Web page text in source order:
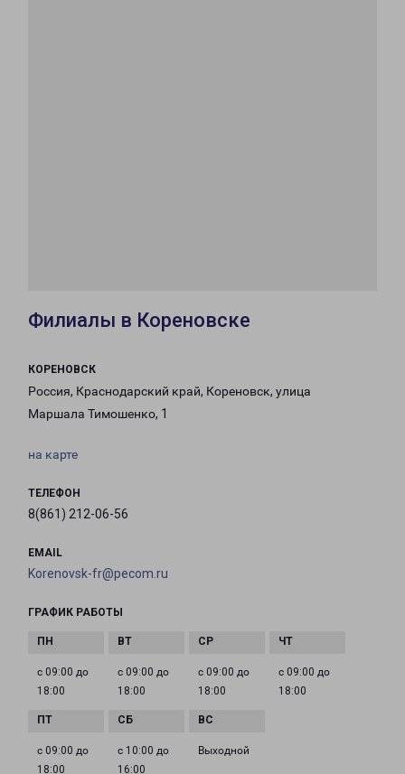
Филиалы в Кореновске
КОРЕНОВСК
Россия, Краснодарский край, Кореновск, улица
Маршала Тимошенко, 1
на карте
ТЕЛЕФОН
8(861) 212-06-56
EMAIL
Korenovsk-fr@pecom.ru
ГРАФИК РАБОТЫ
с 09:00 до
18:00
с 09:00 до
18:00
с 09:00 до
18:00
с 09:00 до
18:00
с 09:00 до
18:00
с 10:00 до
16:00
Выходной